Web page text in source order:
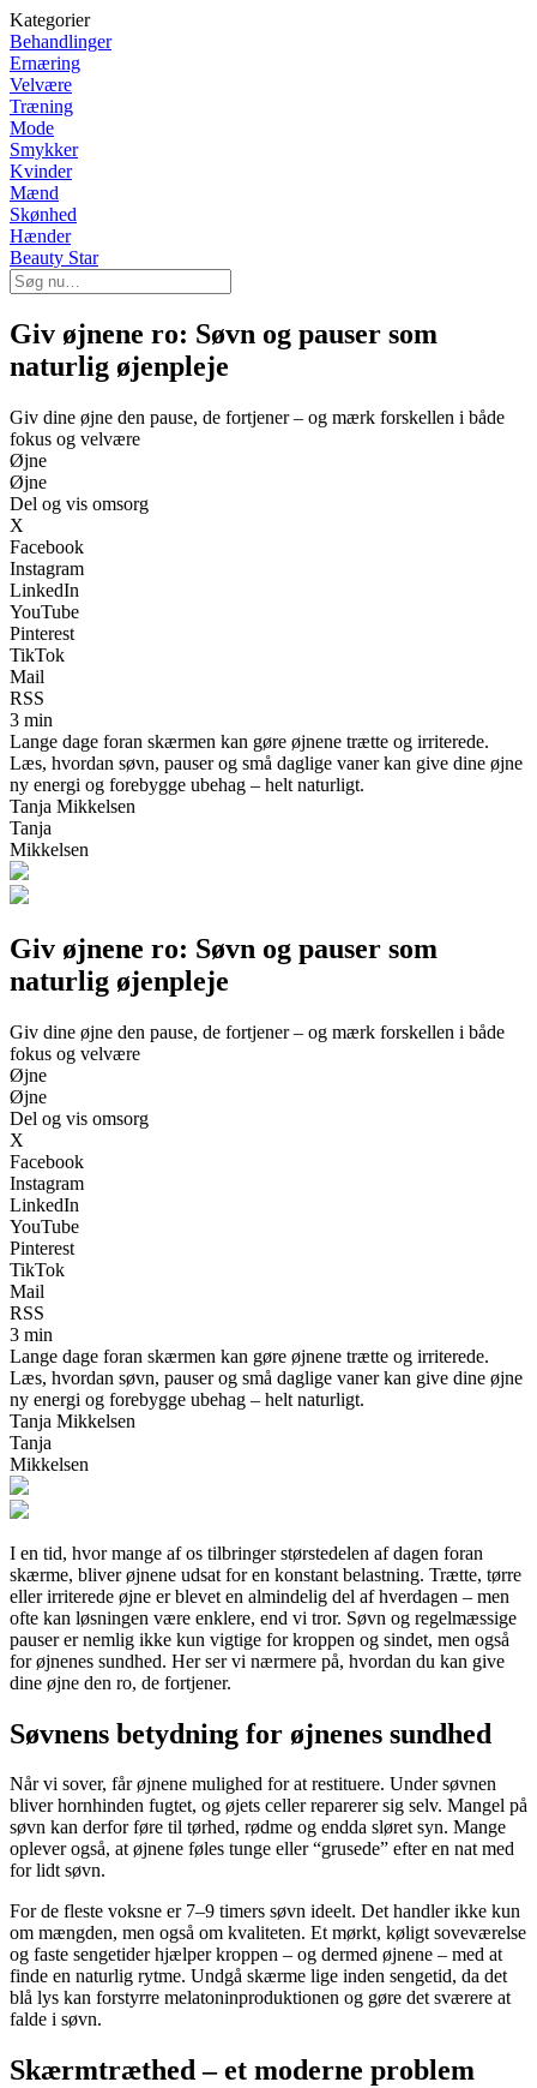
Kategorier
Behandlinger
Ernæring
Velvære
Træning
Mode
Smykker
Kvinder
Mænd
Skønhed
Hænder
Beauty Star
Giv øjnene ro: Søvn og pauser som
naturlig øjenpleje
Giv dine øjne den pause, de fortjener – og mærk forskellen i både
fokus og velvære
Øjne
Øjne
Del og vis omsorg
X
Facebook
Instagram
LinkedIn
YouTube
Pinterest
TikTok
Mail
RSS
3 min
Lange dage foran skærmen kan gøre øjnene trætte og irriterede.
Læs, hvordan søvn, pauser og små daglige vaner kan give dine øjne
ny energi og forebygge ubehag – helt naturligt.
Tanja Mikkelsen
Tanja
Mikkelsen
Giv øjnene ro: Søvn og pauser som
naturlig øjenpleje
Giv dine øjne den pause, de fortjener – og mærk forskellen i både
fokus og velvære
Øjne
Øjne
Del og vis omsorg
X
Facebook
Instagram
LinkedIn
YouTube
Pinterest
TikTok
Mail
RSS
3 min
Lange dage foran skærmen kan gøre øjnene trætte og irriterede.
Læs, hvordan søvn, pauser og små daglige vaner kan give dine øjne
ny energi og forebygge ubehag – helt naturligt.
Tanja Mikkelsen
Tanja
Mikkelsen
I en tid, hvor mange af os tilbringer størstedelen af dagen foran
skærme, bliver øjnene udsat for en konstant belastning. Trætte, tørre
eller irriterede øjne er blevet en almindelig del af hverdagen – men
ofte kan løsningen være enklere, end vi tror. Søvn og regelmæssige
pauser er nemlig ikke kun vigtige for kroppen og sindet, men også
for øjnenes sundhed. Her ser vi nærmere på, hvordan du kan give
dine øjne den ro, de fortjener.
Søvnens betydning for øjnenes sundhed
Når vi sover, får øjnene mulighed for at restituere. Under søvnen
bliver hornhinden fugtet, og øjets celler reparerer sig selv. Mangel på
søvn kan derfor føre til tørhed, rødme og endda sløret syn. Mange
oplever også, at øjnene føles tunge eller “grusede” efter en nat med
for lidt søvn.
For de fleste voksne er 7–9 timers søvn ideelt. Det handler ikke kun
om mængden, men også om kvaliteten. Et mørkt, køligt soveværelse
og faste sengetider hjælper kroppen – og dermed øjnene – med at
finde en naturlig rytme. Undgå skærme lige inden sengetid, da det
blå lys kan forstyrre melatoninproduktionen og gøre det sværere at
falde i søvn.
Skærmtræthed – et moderne problem